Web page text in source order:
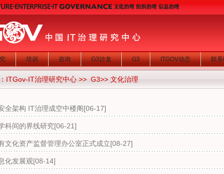
培训 咨询 G3沙龙 G3 ITGOV动态 联
ITGov-IT治理研究中心 >> G3>> 文化治理
全架构 IT治理成空中楼阁[06-17]
科间的界线研究[06-21]
文化资产监督管理办公室正式成立[08-27]
化发展观[08-14]